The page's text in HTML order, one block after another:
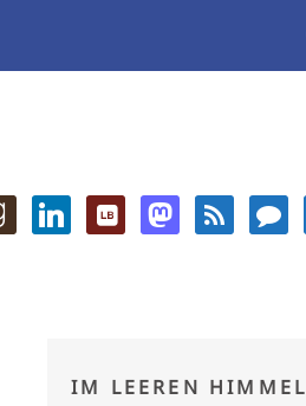
IM LEEREN HIMMEL